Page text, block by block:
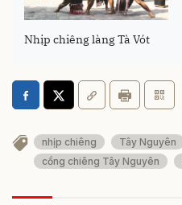
Nhịp chiêng làng Tà Vót
nhịp chiêng Tây Nguyên
cồng chiêng Tây Nguyên